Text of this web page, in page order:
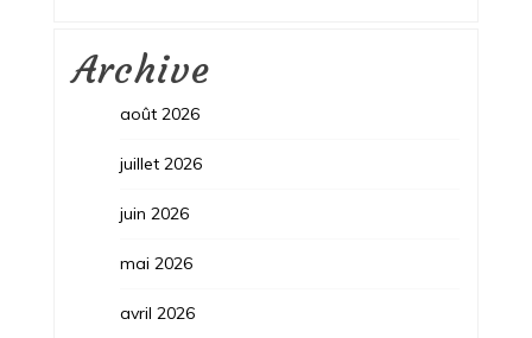
Archive
août 2026
juillet 2026
juin 2026
mai 2026
avril 2026